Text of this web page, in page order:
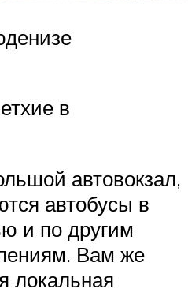
в
автовокзал,
автобусы в
и по другим
Вам же
локальная